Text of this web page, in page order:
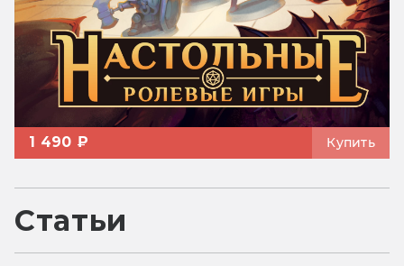
1 490 ₽ Купить
Статьи